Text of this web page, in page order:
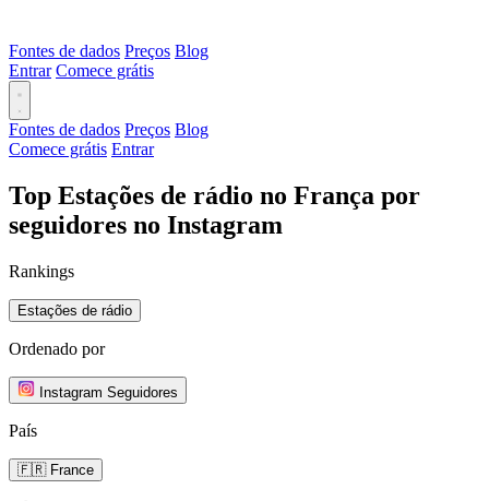
Fontes de dados Preços Blog
Entrar Comece grátis
Fontes de dados Preços Blog
Comece grátis Entrar
Top Estações de rádio no França por
seguidores no Instagram
Rankings
Estações de rádio
Ordenado por
Instagram Seguidores
País
🇫🇷 France